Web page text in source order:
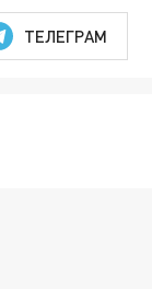
ТЕЛЕГРАМ